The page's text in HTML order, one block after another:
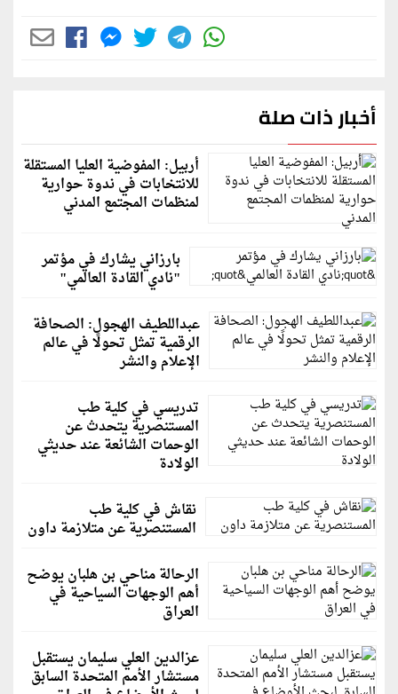
أخبار ذات صلة
أربيل: المفوضية العليا المستقلة
للانتخابات في ندوة حوارية
لمنظمات المجتمع المدني
بارزاني يشارك في مؤتمر
"نادي القادة العالمي"
عبداللطيف الهجول: الصحافة
الرقمية تمثل تحولًا في عالم
الإعلام والنشر
تدريسي في كلية طب
المستنصرية يتحدث عن
الوحمات الشائعة عند حديثي
الولادة
نقاش في كلية طب
المستنصرية عن متلازمة داون
الرحالة مناحي بن هلبان يوضح
أهم الوجهات السياحية في
العراق
عزالدين العلي سليمان يستقبل
مستشار الأمم المتحدة السابق